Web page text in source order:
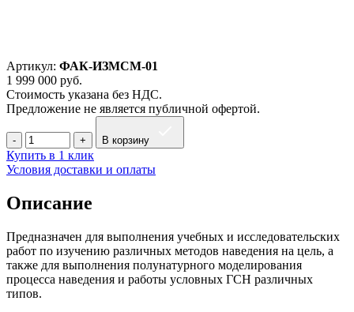
Артикул: ФАК-ИЗМСМ-01
1 999 000 руб.
Стоимость указана без НДС.
Предложение не является публичной офертой.
В корзину
Купить в 1 клик
Условия доставки и оплаты
Описание
Предназначен для выполнения учебных и исследовательских
работ по изучению различных методов наведения на цель, а
также для выполнения полунатурного моделирования
процесса наведения и работы условных ГСН различных
типов.